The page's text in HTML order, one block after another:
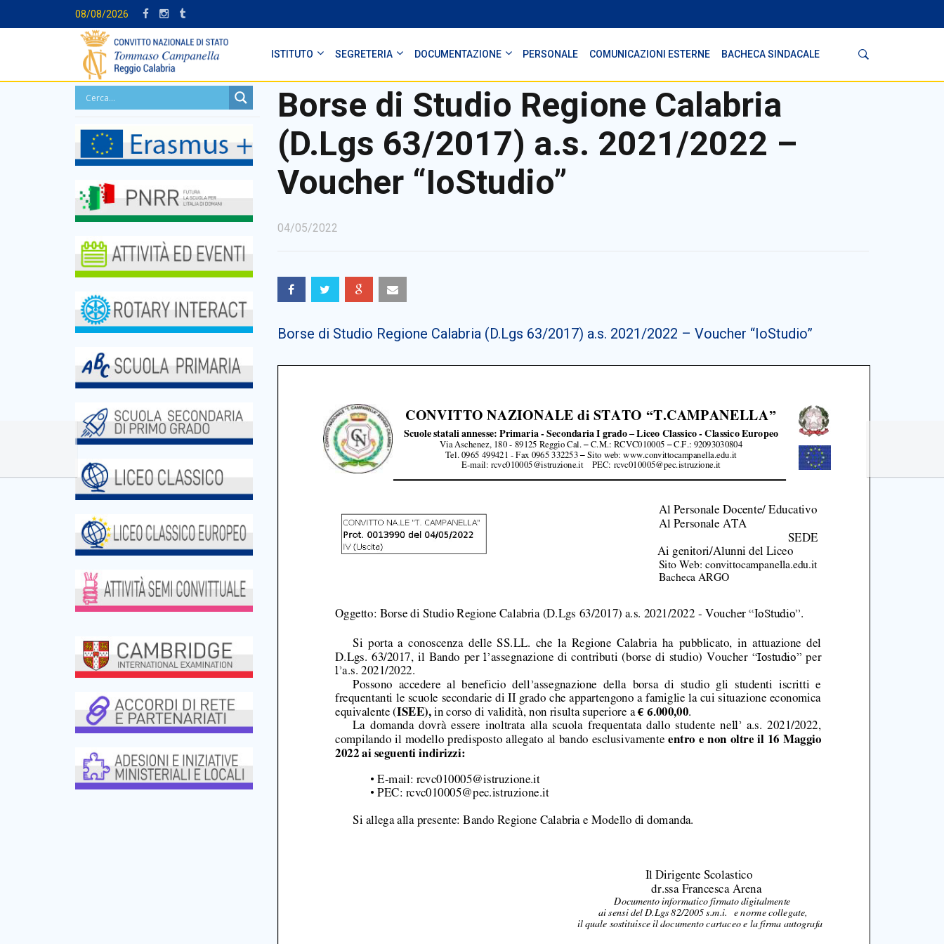
08/08/2026
ISTITUTO SEGRETERIA DOCUMENTAZIONE PERSONALE COMUNICAZIONI ESTERNE BACHECA SINDACALE
Borse di Studio Regione Calabria
(D.Lgs 63/2017) a.s. 2021/2022 –
Voucher “IoStudio”
04/05/2022
Borse di Studio Regione Calabria (D.Lgs 63/2017) a.s. 2021/2022 – Voucher “IoStudio”